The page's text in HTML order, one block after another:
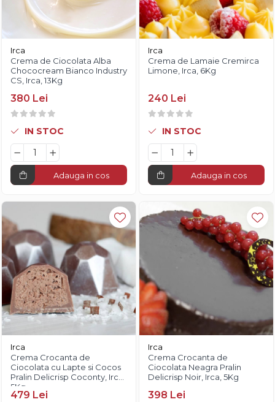
Irca
Crema de Ciocolata Alba
Chococream Bianco Industry
CS, Irca, 13Kg
380 Lei
IN STOC
Adauga in cos
Irca
Crema de Lamaie Cremirca
Limone, Irca, 6Kg
240 Lei
IN STOC
Adauga in cos
Irca
Crema Crocanta de
Ciocolata cu Lapte si Cocos
Pralin Delicrisp Coconty, Irca,
5Kg
479 Lei
Irca
Crema Crocanta de
Ciocolata Neagra Pralin
Delicrisp Noir, Irca, 5Kg
398 Lei